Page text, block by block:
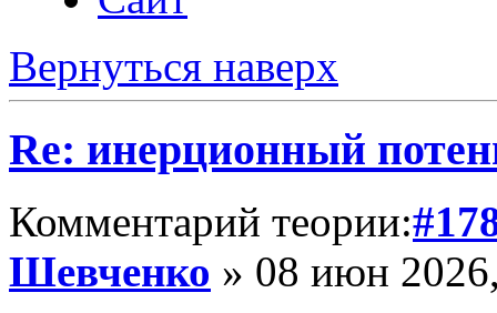
Вернуться наверх
Re: инерционный
Комментарий теории:
Шевченко » 08 июн